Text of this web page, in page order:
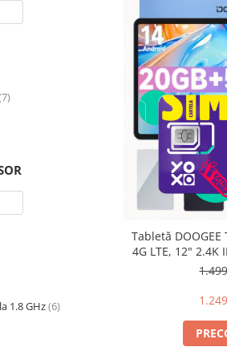
1.8 GHz(6)
Tabletă
4G LTE, 12" 2.4K
12GB